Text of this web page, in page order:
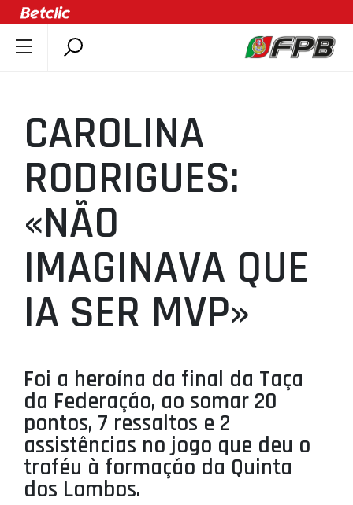
ÚLTIMAS
COMPETIÇÕES
ASSOCIAÇÕES
CLUBES
AGENTES
AGENDA
SELEÇÕES
MINIBASQUETE
PROJETOS
LIGA BETCLIC MASCULINA
LIGA BETCLIC FEMININA
CAROLINA
RODRIGUES:
«NÃO
IMAGINAVA QUE
IA SER MVP»
Foi a heroína da final da Taça
da Federação, ao somar 20
pontos, 7 ressaltos e 2
assistências no jogo que deu o
troféu à formação da Quinta
dos Lombos.